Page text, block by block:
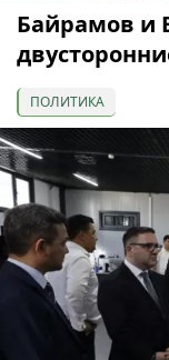
Байрамов и
ПОЛИТИКА